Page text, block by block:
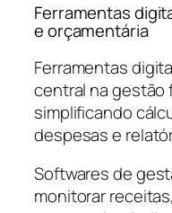
Ferramentas
e orçamentária
Ferramentas
central na gestão
simplificando
despesas e
Softwares de
monitorar